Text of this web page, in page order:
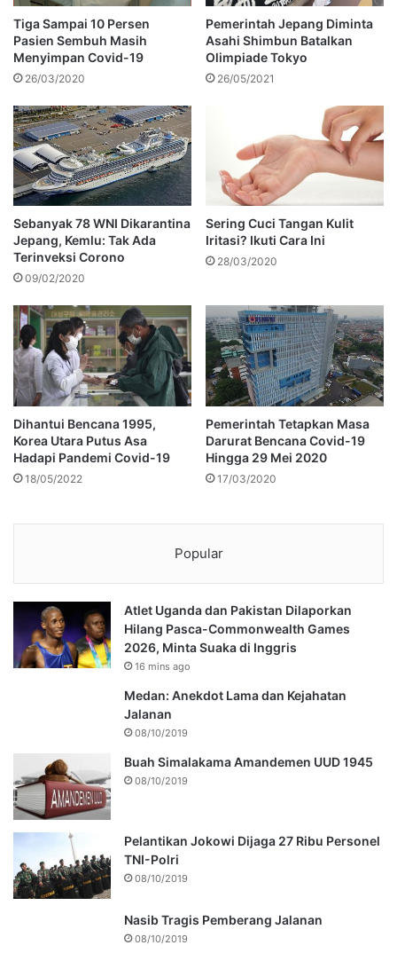
Tiga Sampai 10 Persen
Pasien Sembuh Masih
Menyimpan Covid-19
26/03/2020
Pemerintah Jepang Diminta
Asahi Shimbun Batalkan
Olimpiade Tokyo
26/05/2021
Sebanyak 78 WNI Dikarantina
Jepang, Kemlu: Tak Ada
Terinveksi Corono
09/02/2020
Sering Cuci Tangan Kulit
Iritasi? Ikuti Cara Ini
28/03/2020
Dihantui Bencana 1995,
Korea Utara Putus Asa
Hadapi Pandemi Covid-19
18/05/2022
Pemerintah Tetapkan Masa
Darurat Bencana Covid-19
Hingga 29 Mei 2020
17/03/2020
Popular
Atlet Uganda dan Pakistan Dilaporkan
Hilang Pasca-Commonwealth Games
2026, Minta Suaka di Inggris
16 mins ago
Medan: Anekdot Lama dan Kejahatan
Jalanan
08/10/2019
Buah Simalakama Amandemen UUD 1945
08/10/2019
Pelantikan Jokowi Dijaga 27 Ribu Personel
TNI-Polri
08/10/2019
Nasib Tragis Pemberang Jalanan
08/10/2019